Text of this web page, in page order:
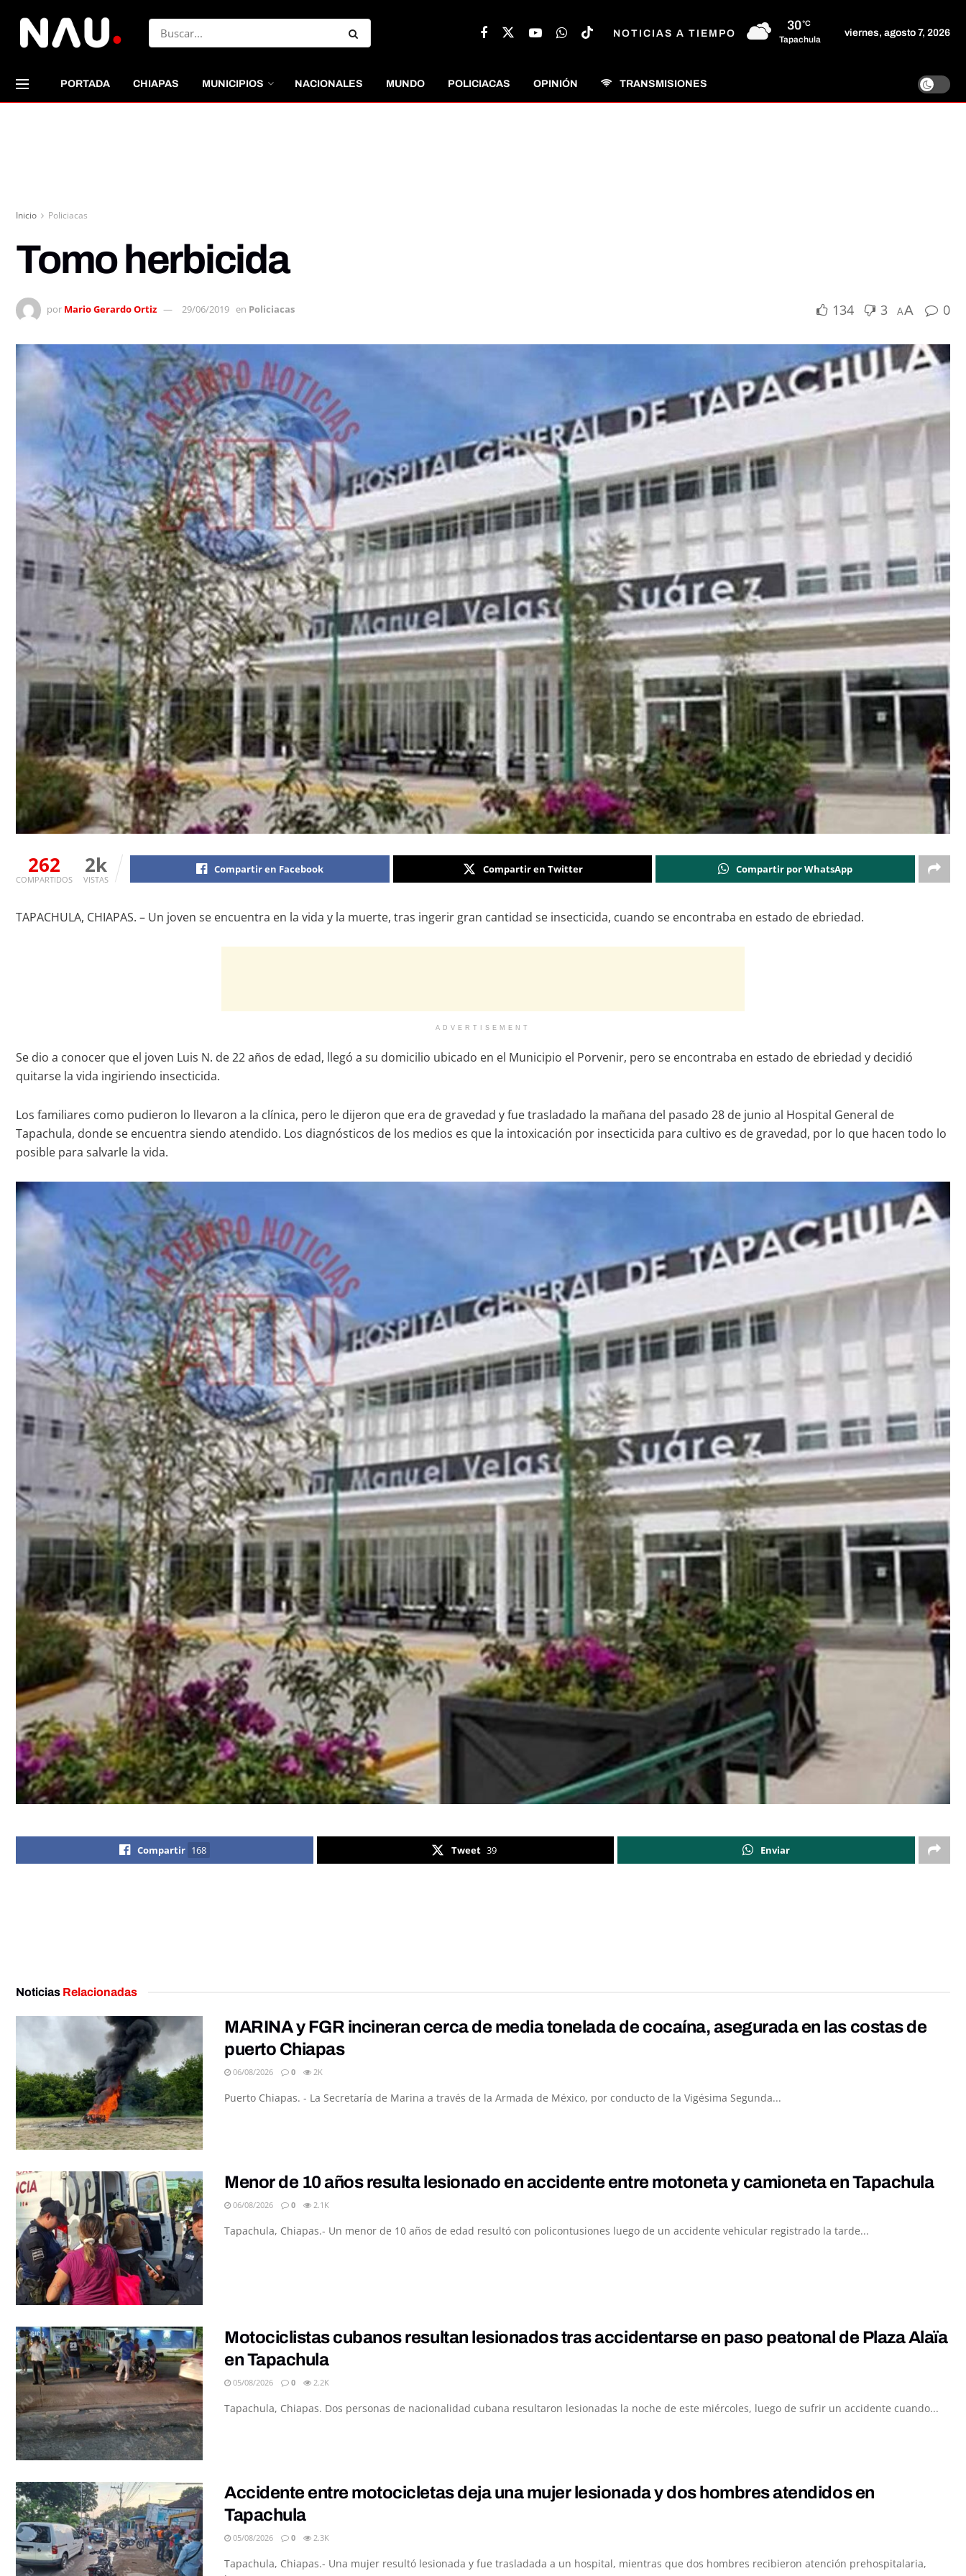
NOTICIAS A TIEMPO
30°C
Tapachula
viernes, agosto 7, 2026
PORTADA CHIAPAS MUNICIPIOS NACIONALES MUNDO POLICIACAS OPINIÓN TRANSMISIONES
Inicio Policiacas
Tomo herbicida
por Mario Gerardo Ortiz 29/06/2019 en Policiacas 134 3 AA 0
262
COMPARTIDOS
2k
VISTAS
Compartir en Facebook Compartir en Twitter Compartir por WhatsApp
TAPACHULA, CHIAPAS. – Un joven se encuentra en la vida y la muerte, tras ingerir gran cantidad se insecticida, cuando se encontraba en estado de ebriedad.
ADVERTISEMENT
Se dio a conocer que el joven Luis N. de 22 años de edad, llegó a su domicilio ubicado en el Municipio el Porvenir, pero se encontraba en estado de ebriedad y decidió
quitarse la vida ingiriendo insecticida.
Los familiares como pudieron lo llevaron a la clínica, pero le dijeron que era de gravedad y fue trasladado la mañana del pasado 28 de junio al Hospital General de
Tapachula, donde se encuentra siendo atendido. Los diagnósticos de los medios es que la intoxicación por insecticida para cultivo es de gravedad, por lo que hacen todo lo
posible para salvarle la vida.
Compartir 168 Tweet 39 Enviar
Noticias Relacionadas
MARINA y FGR incineran cerca de media tonelada de cocaína, asegurada en las costas de
puerto Chiapas
06/08/2026 0 2K
Puerto Chiapas. - La Secretaría de Marina a través de la Armada de México, por conducto de la Vigésima Segunda...
Menor de 10 años resulta lesionado en accidente entre motoneta y camioneta en Tapachula
06/08/2026 0 2.1K
Tapachula, Chiapas.- Un menor de 10 años de edad resultó con policontusiones luego de un accidente vehicular registrado la tarde...
Motociclistas cubanos resultan lesionados tras accidentarse en paso peatonal de Plaza Alaïa
en Tapachula
05/08/2026 0 2.2K
Tapachula, Chiapas. Dos personas de nacionalidad cubana resultaron lesionadas la noche de este miércoles, luego de sufrir un accidente cuando...
Accidente entre motocicletas deja una mujer lesionada y dos hombres atendidos en
Tapachula
05/08/2026 0 2.3K
Tapachula, Chiapas.- Una mujer resultó lesionada y fue trasladada a un hospital, mientras que dos hombres recibieron atención prehospitalaria,